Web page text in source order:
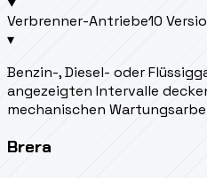
Verbrenner-Antriebe10
▾
Benzin-, Diesel- oder
angezeigten Intervalle
mechanischen
Brera